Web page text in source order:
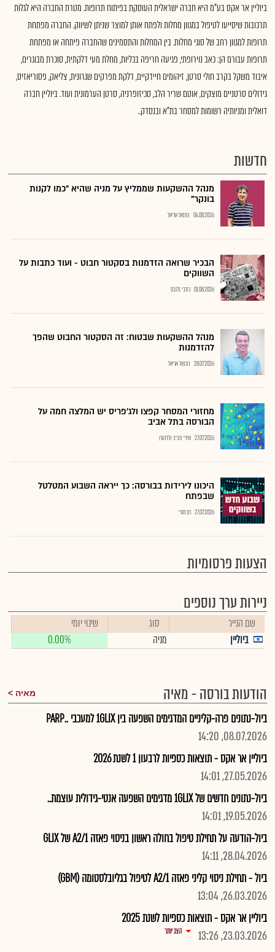
ביוליין אר אקס בע"מ היא חברה ישראלית העוסקת בפיתוח תרופות. מטרת החברה היא לגלות
תרכובות שיסייעו לטיפול במגוון מחלות ולפתח אותן למוצר שניתן לשיווק. החברה מפתחת
תרופות למגוון רחב של סוגי מחלות. בין המחלות והתסמינים שהחברה פיתחה או מפתחת
תרופות עבורם הן: כאב נוירופתי, פגיעה חריפה בכליות, מחלת מעי דלקתית, סוכרת מבוגרים,
איבוד משקל בקרב חולי סרטן, זיהומים חיידקיים, דלקת מפרקים שגרונית, צליאק, פסוריאזיס,
גידולים סרטניים מוצקים, אוטם שריר הלב, סכיזופרניה, סרטן הערמונית ועוד. ביוליין חברה
דואלית ומניותיה רשומות למסחר בת"א ובנסדק..
חדשות
מנהל ההשקעות שממליץ על מניה שהיא "כמו לקנות
בונקר"
04.08.2026 נתנאל אריאל
הבכיר שרואה הזדמנות בסקטור חבוט - ועוד כתבות על
השווקים
01.08.2026 כתבי גלובס
מנהל ההשקעות שבטוח: זה הסקטור החבוט שהפך
להזדמנות
28.07.2026 נתנאל אריאל
מחזורי המסחר קפצו ולג'פריס יש המלצה חמה על
הבורסה בתל אביב
27.07.2026 שירי חביב-ולדהורן
היכונו לירידות בבורסה: כך ייראה השבוע המטלטל
שבפתח
27.07.2026 רם מורי
הצעות פרסומיות
ניירות ערך נוספים
שם הנייר סוג
שינוי יומי
ביוליין
מניה 0.00%
הודעות בורסה - מאיה מאיה
ביול-נתונים פרה-קליניים המדגימים השפעה בין 1GLIX למעכבי ..PARP
08.07.2026, 14:20
ביוליין אר אקס - תוצאות כספיות לרבעון 1 לשנת 2026
27.05.2026, 14:01
ביול-נתונים חדשים של 1GLIX מדגימים השפעה אנטי-גידולית עוצמת..
19.05.2026, 14:01
ביול-הודעה על תחילת טיפול בחולה ראשון בניסוי פאזה A2/1 של GLIX
28.04.2026, 14:11
ביול - תחילת ניסוי קליני פאזה A2/1 לטיפול בגליובלסטומה (GBM)
26.03.2026, 13:04
ביוליין אר אקס - תוצאות כספיות לשנת 2025
23.03.2026, 13:26
הצג יותר